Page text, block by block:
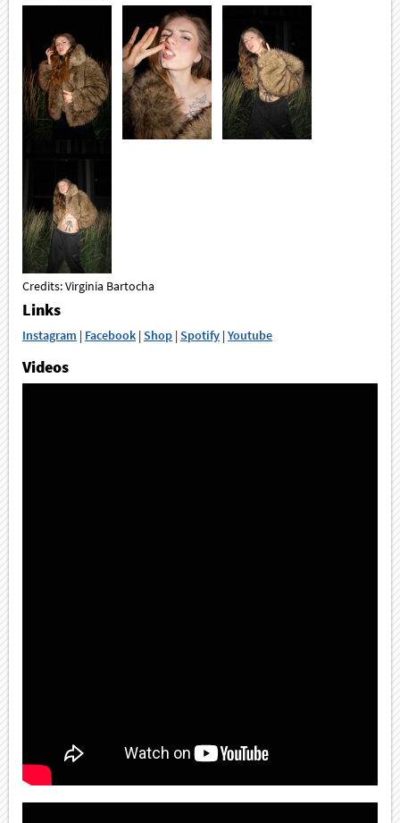
Credits: Virginia Bartocha
Links
Instagram | Facebook |Shop |Spotify |Youtube
Videos